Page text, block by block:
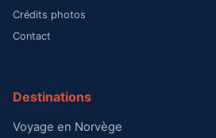
Crédits photos
Contact
Destinations
Voyage en Norvège